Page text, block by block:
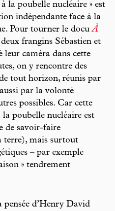
la poubelle nucléaire » est
indépendante face à la
Pour tourner le docuÀ
deux frangins Sébastien et
caméra dans cette
on y rencontre des
tout horizon, réunis par
par la volonté
possibles. Car cette
poubelle nucléaire est
de savoir-faire
terre), mais surtout
– par exemple
» tendrement
pensée d’Henry David